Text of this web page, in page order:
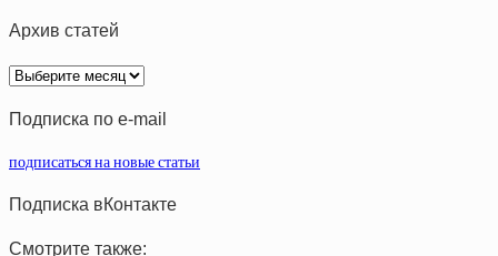
Архив статей
Архив
статей
Подписка по e-mail
подписаться на новые статьи
Подписка вКонтакте
Смотрите также: